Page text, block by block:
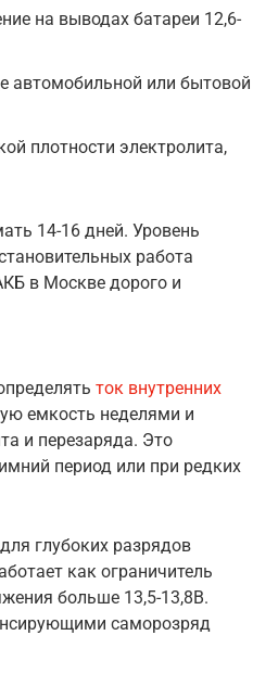
на выводах батареи 12,6-
автомобильной или бытовой
плотности электролита,
14-16 дней. Уровень
работа
в Москве дорого и
ток внутренних
емкость неделями и
и перезаряда. Это
период или при редких
глубоких разрядов
как ограничитель
больше 13,5-13,8В.
саморозряд